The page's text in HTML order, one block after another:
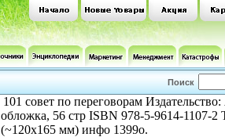
Поиск
101 совет по переговорам
обложка, 56 стр ISBN 978-5-9614-1107-
(~120х165 мм) инфо 1399o.